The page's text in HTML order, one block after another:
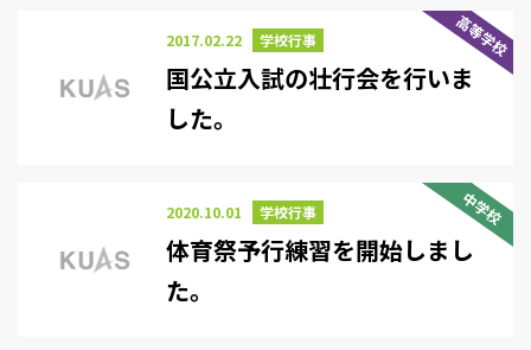
高等学校
2017.02.22 学校行事
国公立入試の壮行会を行いま
した。
中学校
2020.10.01 学校行事
体育祭予行練習を開始しまし
た。